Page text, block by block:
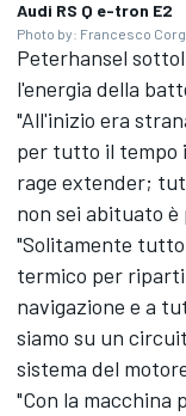
Audi RS Q e-tron E2
Photo by: Francesco
Peterhansel
l'energia della
"All'inizio era
per tutto il tempo
rage extender;
non sei abituato
"Solitamente
termico per
navigazione e a
siamo su un
sistema del
"Con la macchina